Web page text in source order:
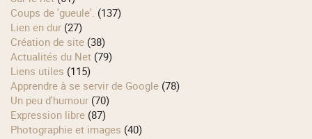
Coups de 'gueule'. (137)
Lien en dur (27)
Création de site (38)
Actualités du Net (79)
Liens utiles (115)
Apprendre à se servir de Google (78)
Un peu d'humour (70)
Expression libre (87)
Photographie et images (40)